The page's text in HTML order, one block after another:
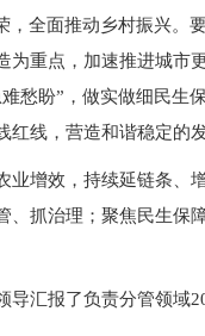
全面推动乡村振兴。
重点，加速推进城市
盼”，做实做细民生
线，营造和谐稳定的发
增效，持续延链条、
抓治理；聚焦民生保
汇报了负责分管领域